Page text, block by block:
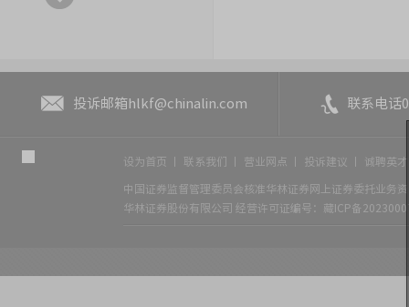
投诉邮箱 hlkf@chinalin.com 联系电话
设为首页 联系我们 营业网点 投诉建议 诚聘英
中国证券监督管理委员会核准华林证券网上证券委托业务
华林证券股份有限公司 经营许可证编号：藏ICP备